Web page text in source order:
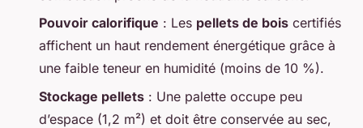
Pouvoir calorifique : Les pellets de bois certifiés
affichent un haut rendement énergétique grâce à
une faible teneur en humidité (moins de 10 %).
Stockage pellets : Une palette occupe peu
d’espace (1,2 m²) et doit être conservée au sec,